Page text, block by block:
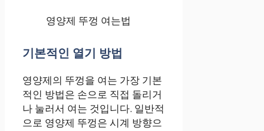
영양제 뚜껑 여는법
기본적인 열기 방법
영양제의 뚜껑을 여는 가장 기본
적인 방법은 손으로 직접 돌리거
나 눌러서 여는 것입니다. 일반적
으로 영양제 뚜껑은 시계 방향으